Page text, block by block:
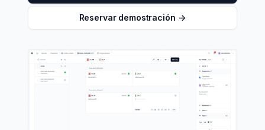
Reservar demostración ->